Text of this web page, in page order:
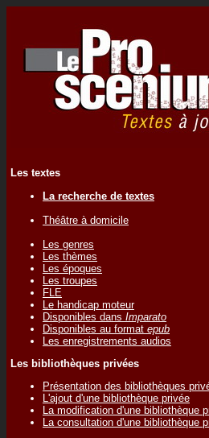
Les textes
La recherche de textes
Théâtre à domicile
Les genres
Les thèmes
Les époques
Les troupes
FLE
Le handicap moteur
Disponibles dans Imparato
Disponibles au format epub
Les enregistrements audios
Les bibliothèques privées
Présentation des bibliothèques
L'ajout d'une bibliothèque privée
La modification d'une bibliothèque
La consultation d'une bibliothèque